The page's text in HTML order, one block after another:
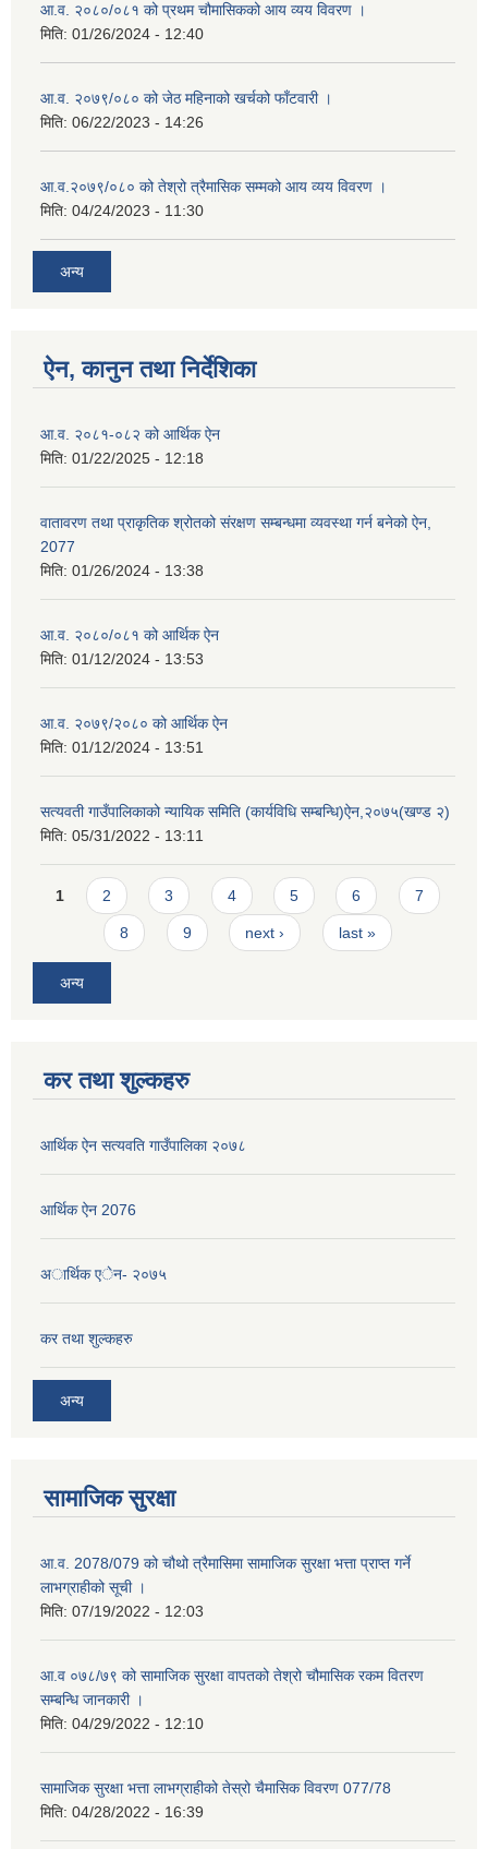
आ.व. २०८०/०८१ को प्रथम चौमासिकको आय व्यय विवरण ।
मिति: 01/26/2024 - 12:40
आ.व. २०७९/०८० को जेठ महिनाको खर्चको फाँटवारी ।
मिति: 06/22/2023 - 14:26
आ.व.२०७९/०८० को तेश्रो त्रैमासिक सम्मको आय व्यय विवरण ।
मिति: 04/24/2023 - 11:30
अन्य
ऐन, कानुन तथा निर्देशिका
आ.व. २०८१-०८२ को आर्थिक ऐन
मिति: 01/22/2025 - 12:18
वातावरण तथा प्राकृतिक श्रोतको संरक्षण सम्बन्धमा व्यवस्था गर्न बनेको ऐन,
2077
मिति: 01/26/2024 - 13:38
आ.व. २०८०/०८१ को आर्थिक ऐन
मिति: 01/12/2024 - 13:53
आ.व. २०७९/२०८० को आर्थिक ऐन
मिति: 01/12/2024 - 13:51
सत्यवती गाउँपालिकाको न्यायिक समिति (कार्यविधि सम्बन्धि)ऐन,२०७५(खण्ड २)
मिति: 05/31/2022 - 13:11
Pages
1 2 3 4 5 6 7
8 9 next › last »
अन्य
कर तथा शुल्कहरु
आर्थिक ऐन सत्यवति गाउँपालिका २०७८
आर्थिक ऐन 2076
अार्थिक एेन- २०७५
कर तथा शुल्कहरु
अन्य
सामाजिक सुरक्षा
आ.व. 2078/079 को चौथो त्रैमासिमा सामाजिक सुरक्षा भत्ता प्राप्त गर्ने
लाभग्राहीको सूची ।
मिति: 07/19/2022 - 12:03
आ.व ०७८/७९ को सामाजिक सुरक्षा वापतको तेश्रो चौमासिक रकम वितरण
सम्बन्धि जानकारी ।
मिति: 04/29/2022 - 12:10
सामाजिक सुरक्षा भत्ता लाभग्राहीको तेस्रो चैमासिक विवरण 077/78
मिति: 04/28/2022 - 16:39